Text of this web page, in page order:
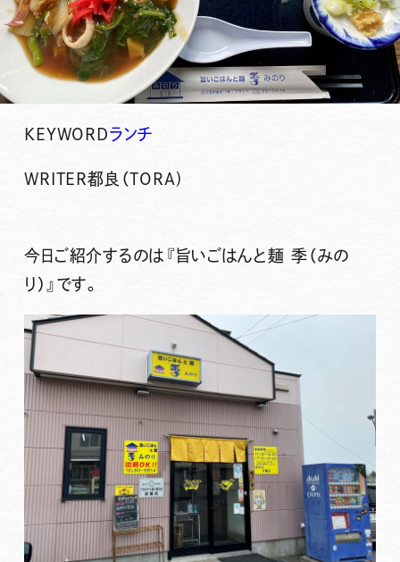
KEYWORDランチ
WRITER都良（TORA)
今日ご紹介するのは 『旨いごはんと麺 季（みの
り）』 です。